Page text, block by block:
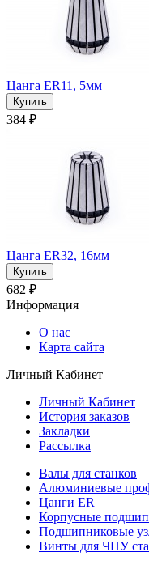
Цанга ER11, 5мм
384 ₽
Цанга ER32, 16мм
682 ₽
Информация
О нас
Карта сайта
Личный Кабинет
Личный Кабинет
История заказов
Закладки
Рассылка
Валы для станков
Алюминиевые
Цанги ER
Корпусные
Подшипниковые
Винты для ЧПУ